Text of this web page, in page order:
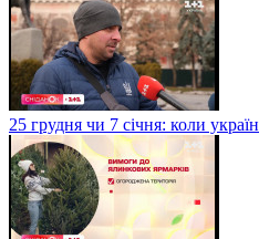
25 грудня чи 7 січня: коли